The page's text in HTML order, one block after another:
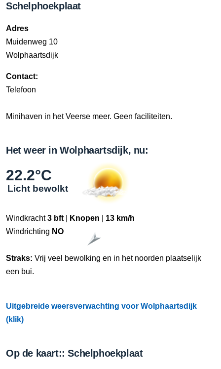
Schelphoekplaat
Adres
Muidenweg 10
Wolphaartsdijk
Contact:
Telefoon
Minihaven in het Veerse meer. Geen faciliteiten.
Het weer in Wolphaartsdijk, nu:
22.2°C
Licht bewolkt
Windkracht3 bft Knopen
13 km/h
Windrichting NO
Straks: Vrij veel bewolking en in het noorden plaatselijk
een bui.
Uitgebreide weersverwachting voor Wolphaartsdijk
(klik)
Op de kaart:: Schelphoekplaat